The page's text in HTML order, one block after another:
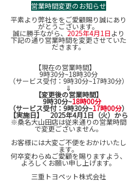
営業時間変更のお知らせ
平素より弊社ををご愛顧賜り誠にあり
がとうございます。
誠に勝手ながら、 2025年4月1日 より
下記の通り営業時間を変更させていた
だきます。
【現在の営業時間】
9時30分~18時30分
（サービス受付：9時30分~17時30分）
⇓
【変更後の営業時間】
9時30分~18時00分
（サービス受付：9時30分~17時00分）
【実施日】 2025年4月1日（火）から
※桑名大山田店は従来通りの営業時間
で変更ございません。
お客様には大変ご不便をおかけいたし
ます。
何卒変わらぬご愛顧を賜りますよう、
よろしくお願い申し上げます。
三重トヨペット株式会社